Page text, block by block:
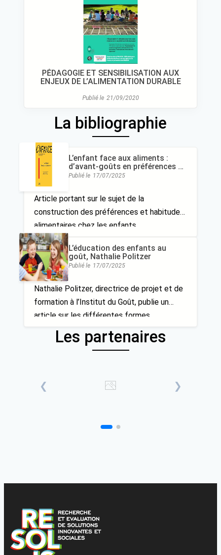
PÉDAGOGIE ET SENSIBILISATION AUX
ENJEUX DE L’ALIMENTATION DURABLE
Publié le 21/09/2020
La bibliographie
L’enfant face aux aliments :
d’avant-goûts en préférences en
programation, Benoit Schaal et
Publié le 17/07/2025
Article portant sur le sujet de la
construction des préférences et habitudes
alimentaires chez les enfants
L’éducation des enfants au
goût, Nathalie Politzer
Publié le 17/07/2025
Nathalie Politzer, directrice de projet et de
formation à l’Institut du Goût, publie un
article sur les différentes formes
d’écucation au goût auprès des enfants et
leur importance
Les partenaires